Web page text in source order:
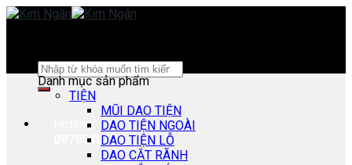
Skip
Search
for:
Hotline:
0979540178
Danh mục sản phẩm
TIỆN
MŨI DAO TIỆN
DAO TIỆN NGOÀI
DAO TIỆN LỖ
DAO CẮT RÃNH